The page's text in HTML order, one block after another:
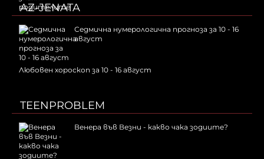
AZ-JENATA
Седмична нумерологична прогноза за 10 - 16
август
Любовен хороскоп за 10 - 16 август
TEENPROBLEM
Венера във Везни - какво чака зодиите?